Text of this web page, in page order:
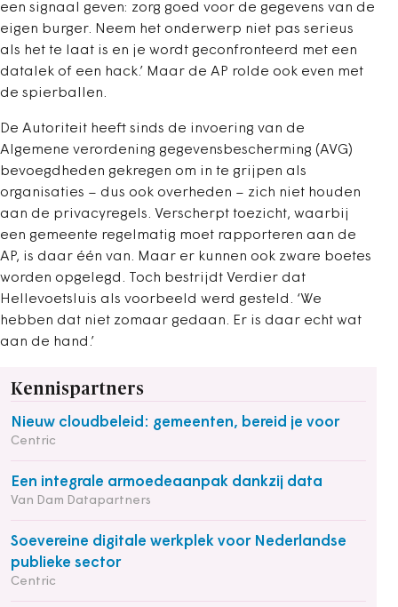
een signaal geven: zorg goed voor de gegevens van de
eigen burger. Neem het onderwerp niet pas serieus
als het te laat is en je wordt geconfronteerd met een
datalek of een hack.’ Maar de AP rolde ook even met
de spierballen.
De Autoriteit heeft sinds de invoering van de
Algemene verordening gegevensbescherming (AVG)
bevoegdheden gekregen om in te grijpen als
organisaties – dus ook overheden – zich niet houden
aan de privacyregels. Verscherpt toezicht, waarbij
een gemeente regelmatig moet rapporteren aan de
AP, is daar één van. Maar er kunnen ook zware boetes
worden opgelegd. Toch bestrijdt Verdier dat
Hellevoetsluis als voorbeeld werd gesteld. ‘We
hebben dat niet zomaar gedaan. Er is daar echt wat
aan de hand.’
Kennispartners
Nieuw cloudbeleid: gemeenten, bereid je voor
Centric
Een integrale armoedeaanpak dankzij data
Van Dam Datapartners
Soevereine digitale werkplek voor Nederlandse
publieke sector
Centric